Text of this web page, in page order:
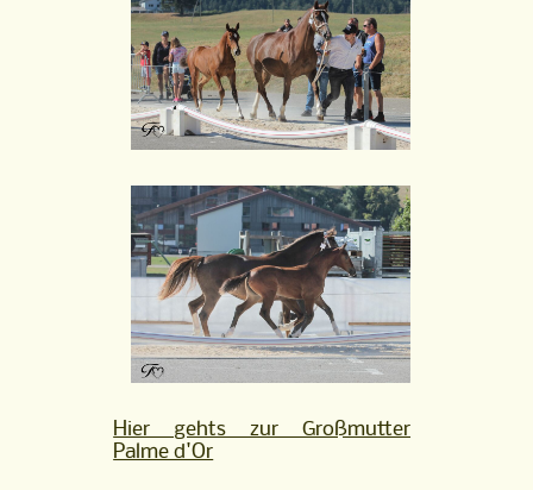
Hier gehts zur Großmutter
Palme d'Or